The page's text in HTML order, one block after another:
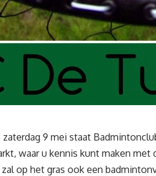
zaterdag 9 mei staat
waar u kennis kunt maken met
op het gras ook een